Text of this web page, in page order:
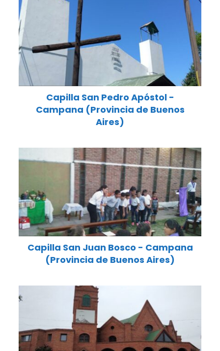
Capilla San Pedro Apóstol -
Campana (Provincia de Buenos
Aires)
Capilla San Juan Bosco - Campana
(Provincia de Buenos Aires)